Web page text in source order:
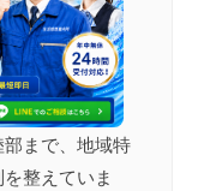
まで、地域特
整えていま